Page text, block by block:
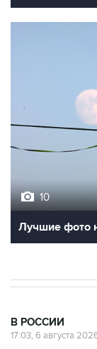
10
Лучшие фото
В РОССИИ
17:03, 6 августа